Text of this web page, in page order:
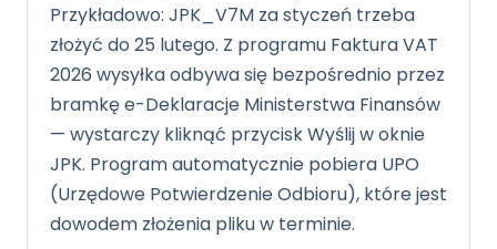
Przykładowo: JPK_V7M za styczeń trzeba
złożyć do 25 lutego. Z programu Faktura VAT
2026 wysyłka odbywa się bezpośrednio przez
bramkę e-Deklaracje Ministerstwa Finansów
— wystarczy kliknąć przycisk Wyślij w oknie
JPK. Program automatycznie pobiera UPO
(Urzędowe Potwierdzenie Odbioru), które jest
dowodem złożenia pliku w terminie.